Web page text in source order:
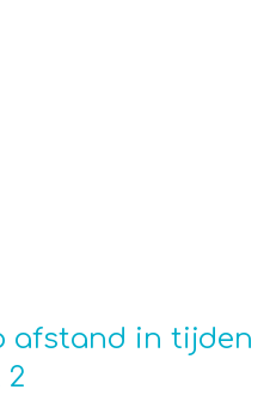
afstand in tijden
2